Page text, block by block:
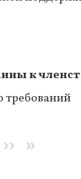
к
требований
›› »